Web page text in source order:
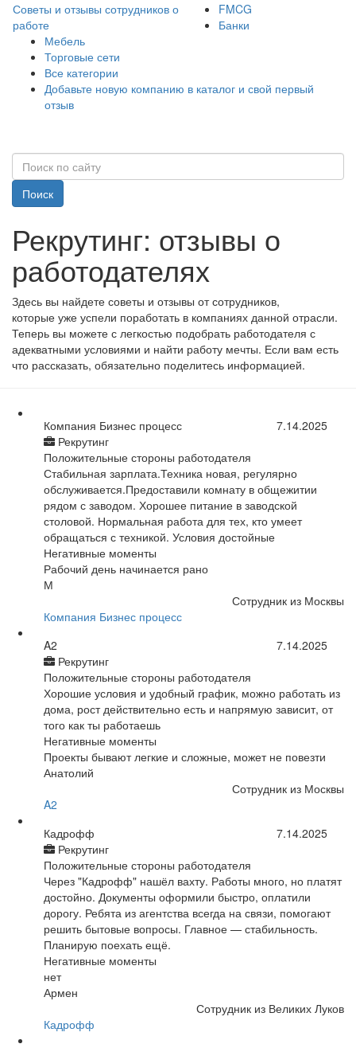
Советы и отзывы сотрудников о
работе
FMCG
Банки
Мебель
Торговые сети
Все категории
Добавьте новую компанию в каталог и свой первый
отзыв
Поиск
Рекрутинг: отзывы о
работодателях
Здесь вы найдете советы и отзывы от сотрудников,
которые уже успели поработать в компаниях данной отрасли.
Теперь вы можете с легкостью подобрать работодателя с
адекватными условиями и найти работу мечты. Если вам есть
что рассказать, обязательно поделитесь информацией.
Компания Бизнес процесс
Рекрутинг
7.14.2025
Положительные стороны работодателя
Стабильная зарплата.Техника новая, регулярно
обслуживается.Предоставили комнату в общежитии
рядом с заводом. Хорошее питание в заводской
столовой. Нормальная работа для тех, кто умеет
обращаться с техникой. Условия достойные
Негативные моменты
Рабочий день начинается рано
М
Сотрудник из Москвы
Компания Бизнес процесс
A2
Рекрутинг
7.14.2025
Положительные стороны работодателя
Хорошие условия и удобный график, можно работать из
дома, рост действительно есть и напрямую зависит, от
того как ты работаешь
Негативные моменты
Проекты бывают легкие и сложные, может не повезти
Анатолий
Сотрудник из Москвы
A2
Кадрофф
Рекрутинг
7.14.2025
Положительные стороны работодателя
Через "Кадрофф" нашёл вахту. Работы много, но платят
достойно. Документы оформили быстро, оплатили
дорогу. Ребята из агентства всегда на связи, помогают
решить бытовые вопросы. Главное — стабильность.
Планирую поехать ещё.
Негативные моменты
нет
Армен
Сотрудник из Великих Луков
Кадрофф